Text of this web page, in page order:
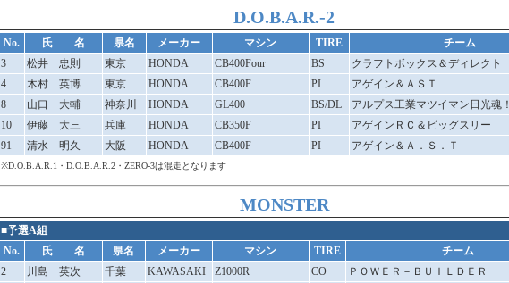
D.O.B.A.R.-2
No. 氏 名 県名 メーカー マシン TIRE
チーム
3
松井 忠則 東京 HONDA CB400Four BS
クラフトボックス＆ディレクト
4
木村 英博 東京 HONDA CB400F PI
アゲイン＆ＡＳＴ
8
山口 大輔 神奈川 HONDA GL400 BS/DL
アルプス工業マツイマン日光魂
10
伊藤 大三 兵庫 HONDA CB350F PI
アゲインＲＣ＆ビッグスリー
91
清水 明久 大阪 HONDA CB400F PI アゲイン＆Ａ．Ｓ．Ｔ
※D.O.B.A.R.1・D.O.B.A.R.2・ZERO-3は混走となります
MONSTER
■予選A組
No.
氏 名 県名 メーカー マシン TIRE
チーム
2
川島 英次 千葉 KAWASAKI Z1000R CO
ＰＯＷＥＲ－ＢＵＩＬＤＥＲ